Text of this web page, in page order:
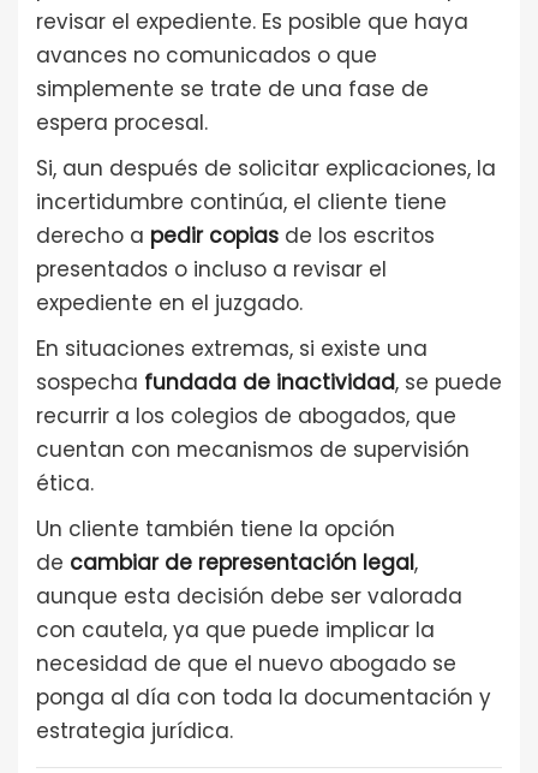
revisar el expediente. Es posible que haya
avances no comunicados o que
simplemente se trate de una fase de
espera procesal.
Si, aun después de solicitar explicaciones, la
incertidumbre continúa, el cliente tiene
derecho a pedir copias de los escritos
presentados o incluso a revisar el
expediente en el juzgado.
En situaciones extremas, si existe una
sospecha fundada de inactividad, se puede
recurrir a los colegios de abogados, que
cuentan con mecanismos de supervisión
ética.
Un cliente también tiene la opción
de cambiar de representación legal,
aunque esta decisión debe ser valorada
con cautela, ya que puede implicar la
necesidad de que el nuevo abogado se
ponga al día con toda la documentación y
estrategia jurídica.